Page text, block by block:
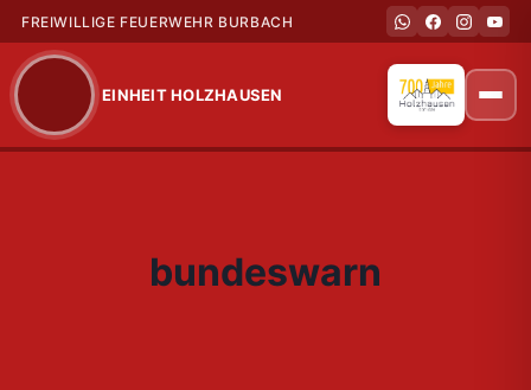
FREIWILLIGE FEUERWEHR BURBACH
EINHEIT HOLZHAUSEN
bundeswarn